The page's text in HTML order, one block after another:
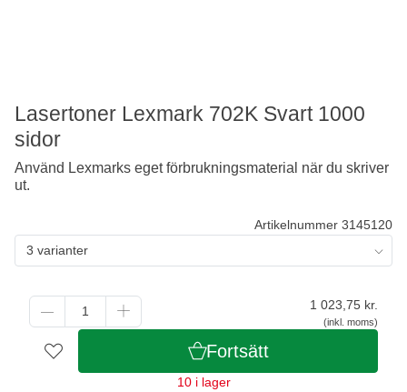
Artikelnummer 3145120
3 varianter
1 023,75 kr.
(inkl. moms)
Fortsätt
10 i lager
Lasertoner Lexmark 702K Svart 1000
sidor
Använd Lexmarks eget förbrukningsmaterial när du skriver
ut.